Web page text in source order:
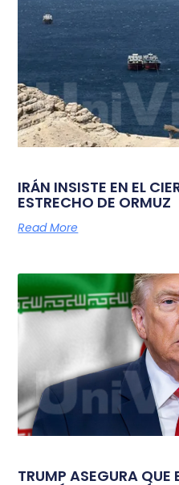
IRÁN INSISTE EN EL
ESTRECHO DE ORMUZ
Read More
TRUMP ASEGURA QUE